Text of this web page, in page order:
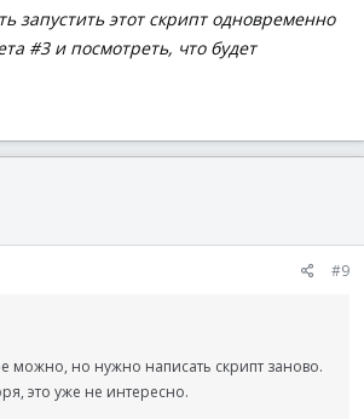
запустить этот скрипт одновременно
#3 и посмотреть, что будет
#9
можно, но нужно написать скрипт заново.
это уже не интересно.